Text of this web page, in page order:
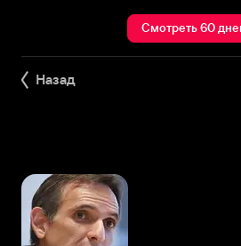
Смотреть 60
Назад